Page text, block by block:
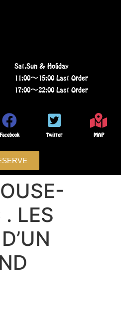
Sat,Sun & Holiday
11:00〜15:00 Last Order
17:00〜22:00 Last Order
Facebook Twitter MAP
LES